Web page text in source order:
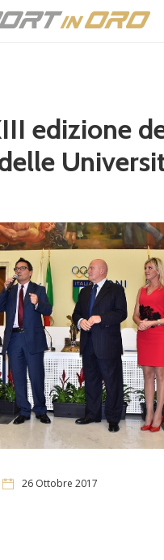
edizione
26 Ottobre 2017